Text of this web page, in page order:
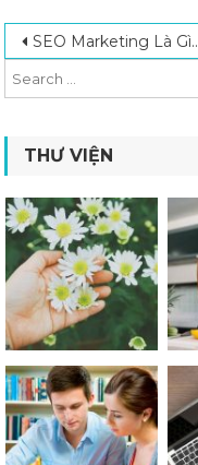
Post
SEO Marketing Là Gì? Lợi Ích Của SEO Trong Chiến Lược Marketing Của Doanh Nghiệp
THƯ VIỆN